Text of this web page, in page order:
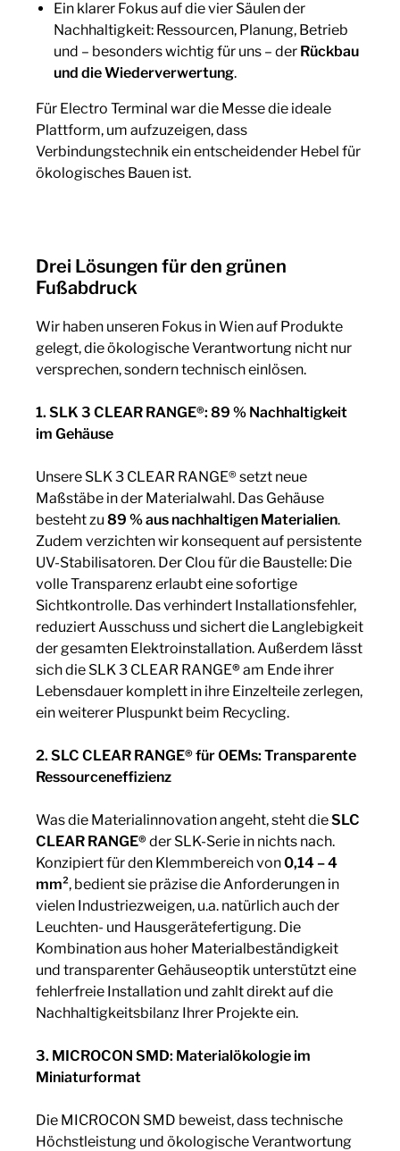
Ein klarer Fokus auf die vier Säulen der
Nachhaltigkeit: Ressourcen, Planung, Betrieb
und – besonders wichtig für uns – der Rückbau
und die Wiederverwertung.
Für Electro Terminal war die Messe die ideale
Plattform, um aufzuzeigen, dass
Verbindungstechnik ein entscheidender Hebel für
ökologisches Bauen ist.
Drei Lösungen für den grünen
Fußabdruck
Wir haben unseren Fokus in Wien auf Produkte
gelegt, die ökologische Verantwortung nicht nur
versprechen, sondern technisch einlösen.
1. SLK 3 CLEAR RANGE®: 89 % Nachhaltigkeit
im Gehäuse
Unsere SLK 3 CLEAR RANGE® setzt neue
Maßstäbe in der Materialwahl. Das Gehäuse
besteht zu 89 % aus nachhaltigen Materialien.
Zudem verzichten wir konsequent auf persistente
UV-Stabilisatoren. Der Clou für die Baustelle: Die
volle Transparenz erlaubt eine sofortige
Sichtkontrolle. Das verhindert Installationsfehler,
reduziert Ausschuss und sichert die Langlebigkeit
der gesamten Elektroinstallation. Außerdem lässt
sich die SLK 3 CLEAR RANGE®am Ende ihrer
Lebensdauer komplett in ihre Einzelteile zerlegen,
ein weiterer Pluspunkt beim Recycling.
2. SLC CLEAR RANGE® für OEMs: Transparente
Ressourceneffizienz
Was die Materialinnovation angeht, steht dieSLC
CLEAR RANGE®der SLK-Serie in nichts nach.
Konzipiert für den Klemmbereich von0,14 – 4
mm², bedient sie präzise die Anforderungen in
vielen Industriezweigen, u.a. natürlich auch der
Leuchten- und Hausgerätefertigung. Die
Kombination aus hoher Materialbeständigkeit
und transparenter Gehäuseoptik unterstützt eine
fehlerfreie Installation und zahlt direkt auf die
Nachhaltigkeitsbilanz Ihrer Projekte ein.
3. MICROCON SMD: Materialökologie im
Miniaturformat
Die MICROCON SMD beweist, dass technische
Höchstleistung und ökologische Verantwortung